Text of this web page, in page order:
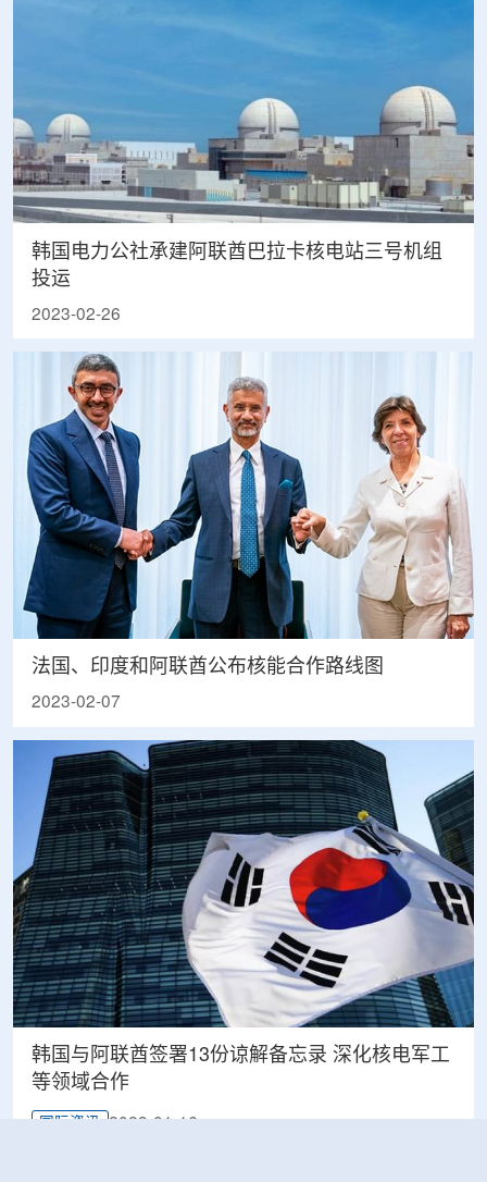
韩国电力公社承建阿联酋巴拉卡核电站三号机组
投运
2023-02-26
法国、印度和阿联酋公布核能合作路线图
2023-02-07
韩国与阿联酋签署13份谅解备忘录 深化核电军工
等领域合作
国际资讯 2023-01-16